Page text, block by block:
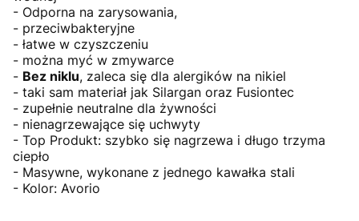
- Odporna na zarysowania,
- przeciwbakteryjne
- łatwe w czyszczeniu
- można myć w zmywarce
- Bez niklu, zaleca się dla alergików na nikiel
- taki sam materiał jak Silargan oraz Fusiontec
- zupełnie neutralne dla żywności
- nienagrzewające się uchwyty
- Top Produkt: szybko się nagrzewa i długo trzyma
ciepło
- Masywne, wykonane z jednego kawałka stali
- Kolor: Avorio